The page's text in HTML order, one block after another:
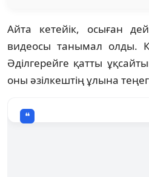
Айта кетейік, осыған
видеосы танымал олды.
Әділгерейге қатты
оны әзілкештің ұлына